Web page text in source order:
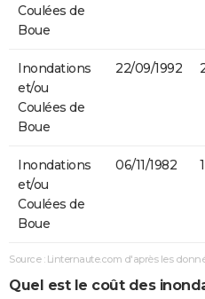
Coulées de
Boue
Inondations
et/ou
Coulées de
Boue
22/09/1992
Inondations
et/ou
Coulées de
Boue
06/11/1982
Source : Linternaute.com d'après les
Quel est le coût des